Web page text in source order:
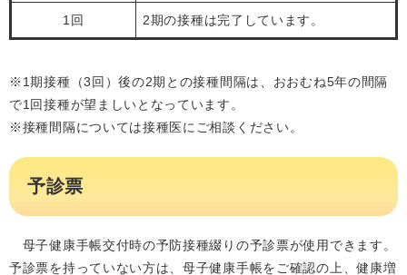
1回 2期の接種は完了しています。
※1期接種（3回）後の2期との接種間隔は、おおむね5年の間隔
で1回接種が望ましいとなっています。
※接種間隔については接種医にご相談ください。
予診票
母子健康手帳交付時の予防接種綴りの予診票が使用できます。
予診票を持っていない方は、母子健康手帳をご確認の上、健康増